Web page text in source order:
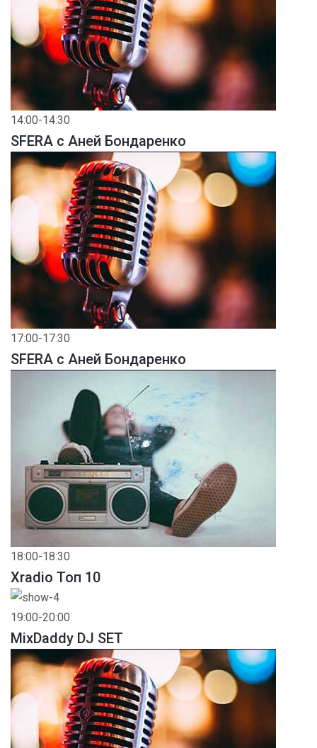
14:00-14:30
SFERA с Аней Бондаренко
17:00-17:30
SFERA с Аней Бондаренко
18:00-18:30
Xradio Топ 10
19:00-20:00
MixDaddy DJ SET